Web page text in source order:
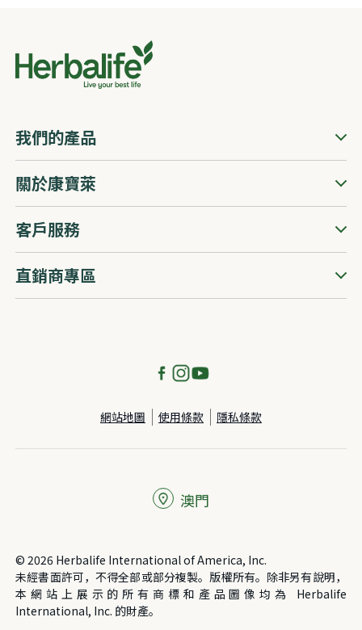
我們的產品
關於康寶萊
客戶服務
直銷商專區
網站地圖 使用條款 隱私條款
© 2026 Herbalife International of America, Inc.
未經書面許可，不得全部或部分複製。版權所有。除非另有說明，
本網站上展示的所有商標和產品圖像均為 Herbalife
International, Inc. 的財產。
澳門